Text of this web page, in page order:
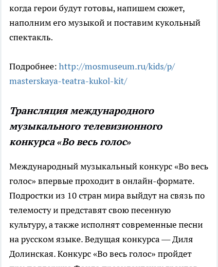
когда герои будут готовы, напишем сюжет,
наполним его музыкой и поставим кукольный
спектакль.
Подробнее: http://mosmuseum.ru/kids/p/
masterskaya-teatra-kukol-kit/
Трансляция международного
музыкального телевизионного
конкурса «Во весь голос»
Международный музыкальный конкурс «Во весь
голос» впервые проходит в онлайн-формате.
Подростки из 10 стран мира выйдут на связь по
телемосту и представят свою песенную
культуру, а также исполнят современные песни
на русском языке. Ведущая конкурса — Диля
Долинская. Конкурс «Во весь голос» пройдет